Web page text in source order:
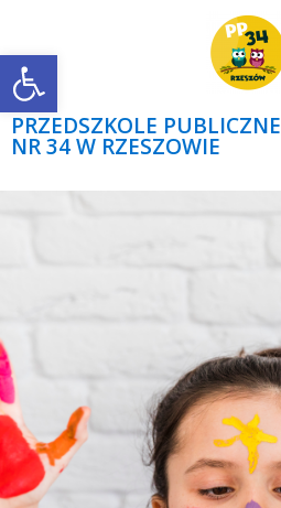
Open toolbar
PRZEDSZKOLE PUBLICZNE
NR 34 W RZESZOWIE